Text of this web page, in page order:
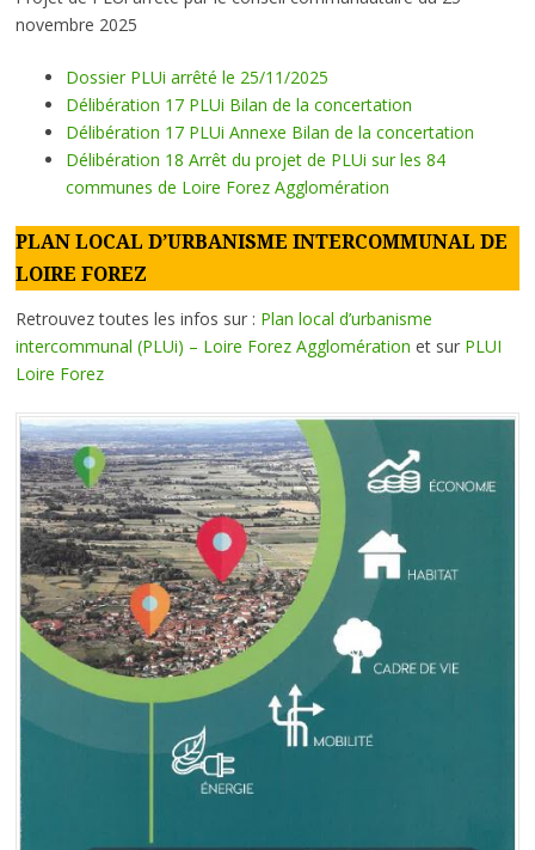
novembre 2025
Dossier PLUi arrêté le 25/11/2025
Délibération 17 PLUi Bilan de la concertation
Délibération 17 PLUi Annexe Bilan de la concertation
Délibération 18 Arrêt du projet de PLUi sur les 84
communes de Loire Forez Agglomération
PLAN LOCAL D’URBANISME INTERCOMMUNAL DE
LOIRE FOREZ
Retrouvez toutes les infos sur : Plan local d’urbanisme
intercommunal (PLUi) – Loire Forez Agglomération et sur PLUI
Loire Forez